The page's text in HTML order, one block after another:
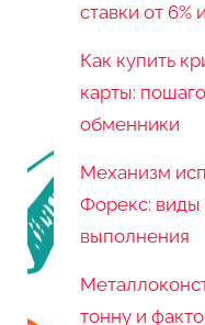
ставки от 6%
Как купить
карты:
обменники
Механизм
Форекс: виды
выполнения
тонну и